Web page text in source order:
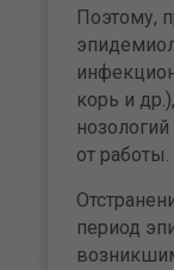
Поэтому,
корь и
от работы.
период